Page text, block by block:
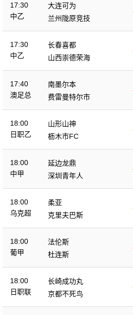
17:30
中乙
大连可为
兰州陇原竞技
17:30
中乙
长春喜都
山西崇德荣海
17:40
澳足总
南墨尔本
费雷曼特尔市
18:00
日职乙
山形山神
枥木市FC
18:00
中甲
延边龙鼎
深圳青年人
18:00
乌克超
柔亚
克里夫巴斯
18:00
葡甲
法伦斯
杜连斯
18:00
日职联
长崎成功丸
京都不死鸟